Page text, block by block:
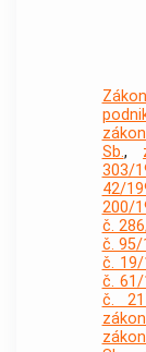
Sb.,
303/
42/
200/
č.
č. 95/
č. 19/
č. 61/
č.